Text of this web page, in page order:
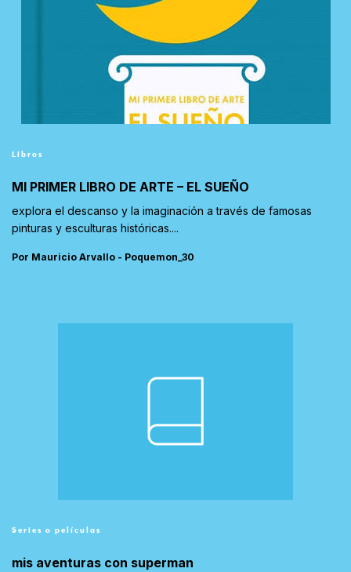
Libros
MI PRIMER LIBRO DE ARTE – EL SUEÑO
explora el descanso y la imaginación a través de famosas
pinturas y esculturas históricas....
Por Mauricio Arvallo - Poquemon_30
Series o películas
mis aventuras con superman